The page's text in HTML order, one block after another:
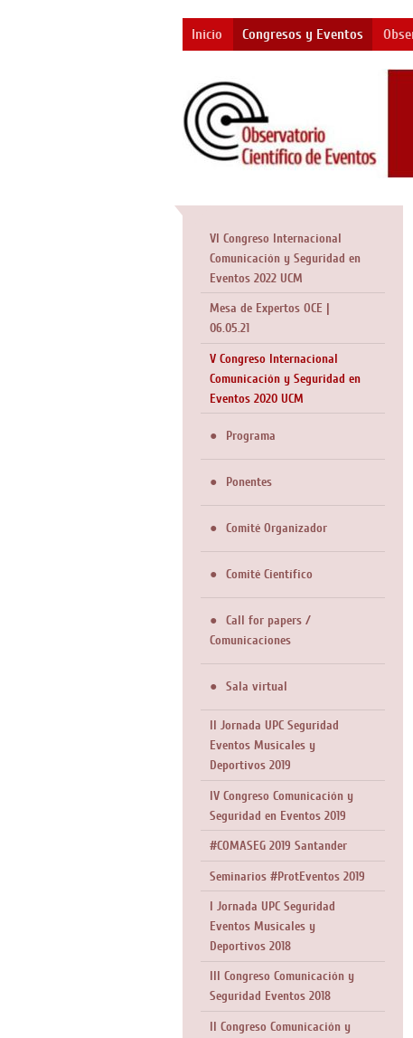
Inicio Congresos y Eventos
VI Congreso Internacional
Comunicación y Seguridad en
Eventos 2022 UCM
Mesa de Expertos OCE |
06.05.21
V Congreso Internacional
Comunicación y Seguridad en
Eventos 2020 UCM
Programa
Ponentes
Comité Organizador
Comité Científico
Call for papers /
Comunicaciones
Sala virtual
II Jornada UPC Seguridad
Eventos Musicales y
Deportivos 2019
IV Congreso Comunicación y
Seguridad en Eventos 2019
#COMASEG 2019 Santander
Seminarios #ProtEventos 2019
I Jornada UPC Seguridad
Eventos Musicales y
Deportivos 2018
III Congreso Comunicación y
Seguridad Eventos 2018
II Congreso Comunicación y